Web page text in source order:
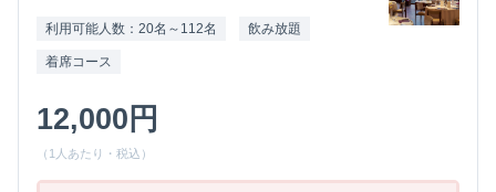
利用可能人数：20名～112名 飲み放題
着席コース
12,000円
（1人あたり・税込）